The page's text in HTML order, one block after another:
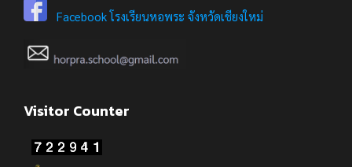
Facebook โรงเรียนหอพระ จังหวัดเชียงใหม่
Visitor Counter